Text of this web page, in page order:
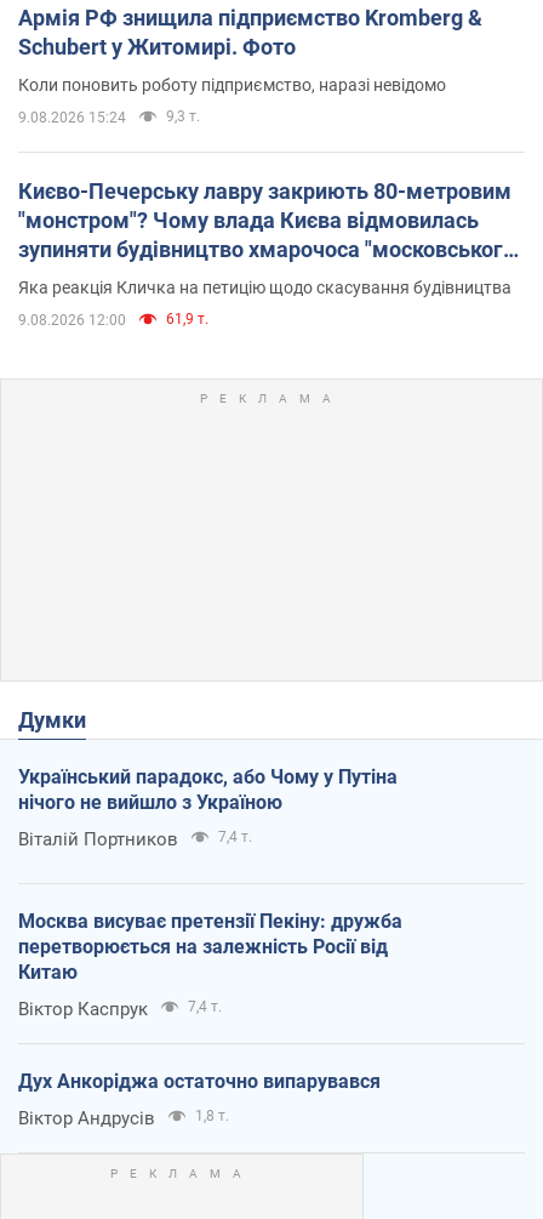
Армія РФ знищила підприємство Kromberg &
Schubert у Житомирі. Фото
Коли поновить роботу підприємство, наразі невідомо
9.08.2026 15:24 9,3 т.
Києво-Печерську лавру закриють 80-метровим
"монстром"? Чому влада Києва відмовилась
зупиняти будівництво хмарочоса "московського
вірянина"
Яка реакція Кличка на петицію щодо скасування будівництва
9.08.2026 12:00 61,9 т.
Думки
Український парадокс, або Чому у Путіна
нічого не вийшло з Україною
Віталій Портников 7,4 т.
Москва висуває претензії Пекіну: дружба
перетворюється на залежність Росії від
Китаю
Віктор Каспрук 7,4 т.
Дух Анкоріджа остаточно випарувався
Віктор Андрусів 1,8 т.